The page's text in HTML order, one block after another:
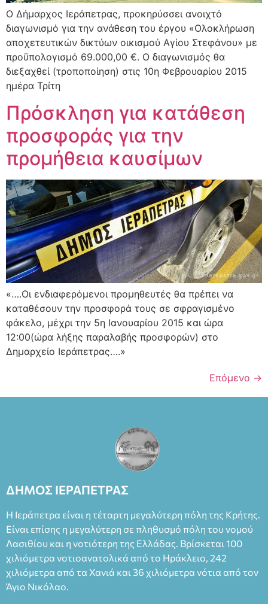
Ο Δήμαρχος Ιεράπετρας, προκηρύσσει ανοιχτό
διαγωνισμό για την ανάθεση του έργου «Ολοκλήρωση
αποχετευτικών δικτύων οικισμού Αγίου Στεφάνου» με
προϋπολογισμό 69.000,00 €. Ο διαγωνισμός θα
διεξαχθεί (τροποποίηση) στις 10η Φεβρουαρίου 2015
ημέρα Τρίτη
Πρόσκληση για κατάθεση
προσφοράς για την
προμήθεια καυσίμων
«….Οι ενδιαφερόμενοι προμηθευτές θα πρέπει να
καταθέσουν την προσφορά τους σε σφραγισμένο
φάκελο, μέχρι την 5η Ιανουαρίου 2015 και ώρα
12:00(ώρα λήξης παραλαβής προσφορών) στο
Δημαρχείο Ιεράπετρας….»
Επόμενο →
ΔΗΜΟΣ ΙΕΡΑΠΕΤΡΑΣ
Η Ιεράπετρα είναι η τέταρτη μεγαλύτερη πόλη της Κρήτης.
Είναι επίσης η μεγαλύτερη σε πληθυσμό πόλη του νομού
Λασιθίου και η νοτιότερη της Ελλάδας. Βρίσκεται 100
χιλιόμετρα νοτιοανατολικά από το Ηράκλειο, 242
χιλιόμετρα από τα Χανιά και 36 χιλιόμετρα νότια από τον
Άγιο Νικόλαο.